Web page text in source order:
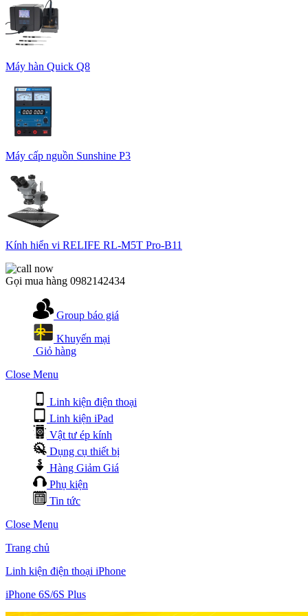
Máy hàn Quick Q8
Máy cấp nguồn Sunshine P3
Kính hiển vi RELIFE RL-M5T Pro-B11
Gọi mua hàng 0982142434
Group báo giá
Khuyến mại
Giỏ hàng
Close Menu
Linh kiện điện thoại
Linh kiện iPad
Vật tư ép kính
Dụng cụ thiết bị
Hàng Giảm Giá
Phụ kiện
Tin tức
Close Menu
Trang chủ
Linh kiện điện thoại iPhone
iPhone 6S/6S Plus